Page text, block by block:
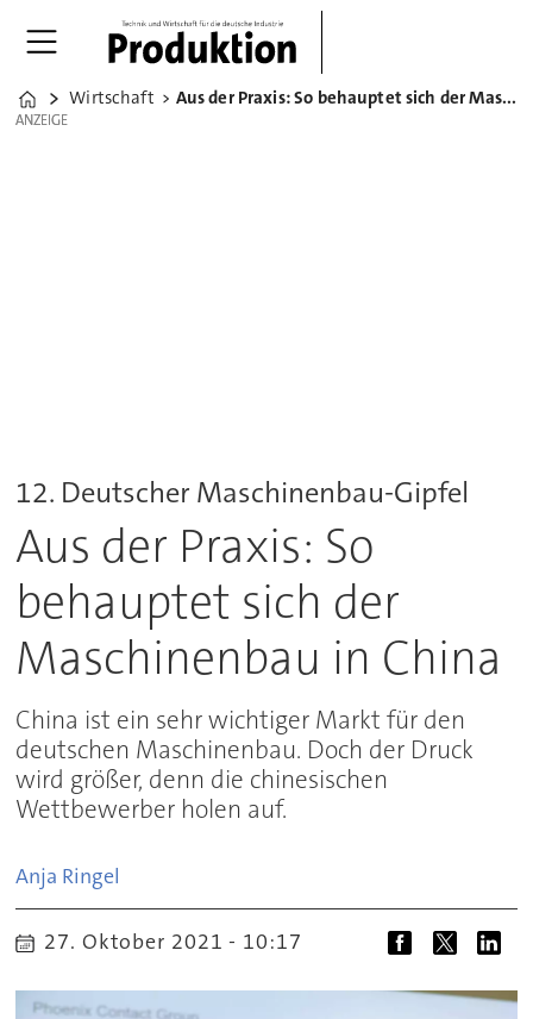
Home
Wirtschaft Aus der Praxis: So behauptet sich der Maschinenbau in China
ANZEIGE
ANZEIGE
12. Deutscher Maschinenbau-Gipfel
Aus der Praxis: So
behauptet sich der
Maschinenbau in China
China ist ein sehr wichtiger Markt für den
deutschen Maschinenbau. Doch der Druck
wird größer, denn die chinesischen
Wettbewerber holen auf.
Anja Ringel
27. Oktober 2021 - 10:17